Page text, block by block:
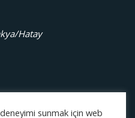
Hatay
sunmak için web